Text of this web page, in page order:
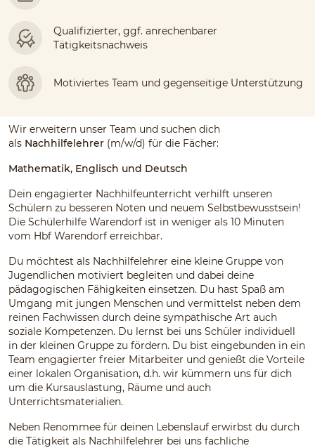
Qualifizierter, ggf. anrechenbarer
Tätigkeitsnachweis
Motiviertes Team und gegenseitige Unterstützung
Wir erweitern unser Team und suchen dich
als Nachhilfelehrer (m/w/d) für die Fächer:
Mathematik, Englisch und Deutsch
Dein engagierter Nachhilfeunterricht verhilft unseren
Schülern zu besseren Noten und neuem Selbstbewusstsein!
Die Schülerhilfe Warendorf ist in weniger als 10 Minuten
vom Hbf Warendorf erreichbar.
Du möchtest als Nachhilfelehrer eine kleine Gruppe von
Jugendlichen motiviert begleiten und dabei deine
pädagogischen Fähigkeiten einsetzen. Du hast Spaß am
Umgang mit jungen Menschen und vermittelst neben dem
reinen Fachwissen durch deine sympathische Art auch
soziale Kompetenzen. Du lernst bei uns Schüler individuell
in der kleinen Gruppe zu fördern. Du bist eingebunden in ein
Team engagierter freier Mitarbeiter und genießt die Vorteile
einer lokalen Organisation, d.h. wir kümmern uns für dich
um die Kursauslastung, Räume und auch
Unterrichtsmaterialien.
Neben Renommee für deinen Lebenslauf erwirbst du durch
die Tätigkeit als Nachhilfelehrer bei uns fachliche